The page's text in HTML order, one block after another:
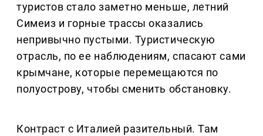
туристов стало заметно меньше, летний
Симеиз и горные трассы оказались
непривычно пустыми. Туристическую
отрасль, по ее наблюдениям, спасают сами
крымчане, которые перемещаются по
полуострову, чтобы сменить обстановку.
Контраст с Италией разительный. Там